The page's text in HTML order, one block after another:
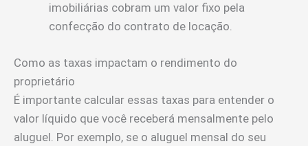
imobiliárias cobram um valor fixo pela
confecção do contrato de locação.
Como as taxas impactam o rendimento do
proprietário
É importante calcular essas taxas para entender o
valor líquido que você receberá mensalmente pelo
aluguel. Por exemplo, se o aluguel mensal do seu